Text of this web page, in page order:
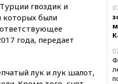
гвоздик и
которых были
года, передает
лук и лук шалот,